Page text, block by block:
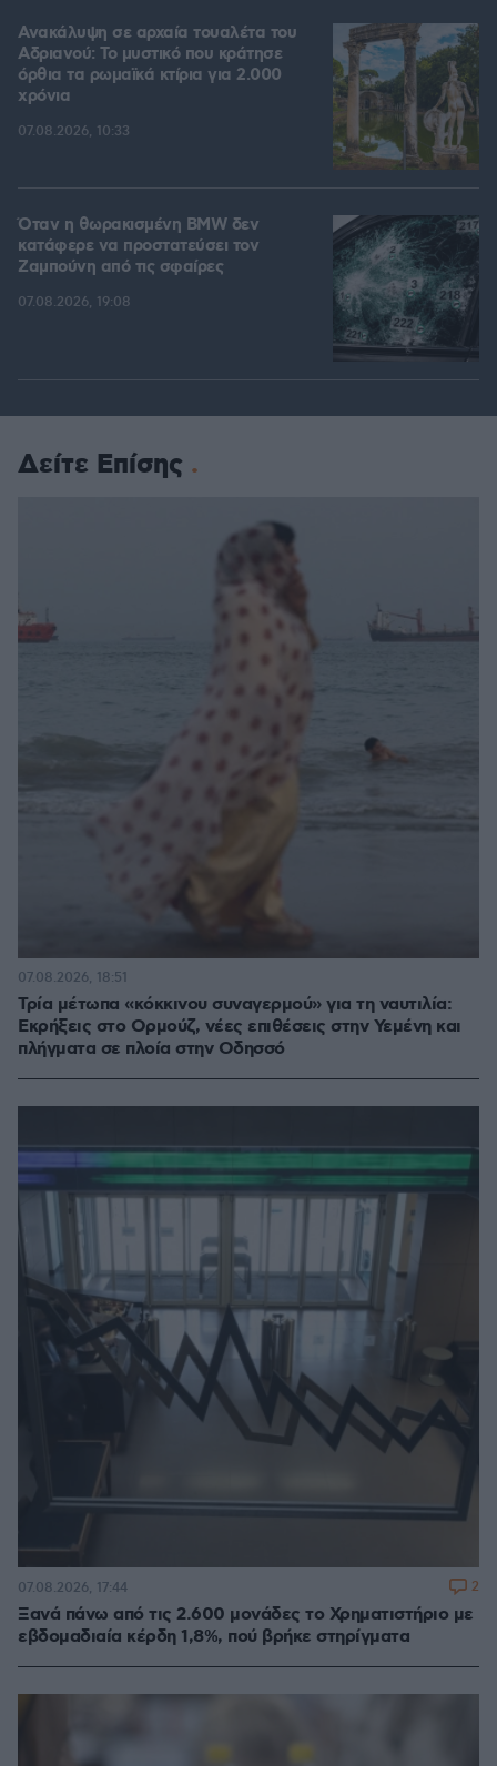
Ανακάλυψη σε αρχαία τουαλέτα του
Αδριανού: Το μυστικό που κράτησε
όρθια τα ρωμαϊκά κτίρια για 2.000
χρόνια
07.08.2026, 10:33
Όταν η θωρακισμένη BMW δεν
κατάφερε να προστατεύσει τον
Ζαμπούνη από τις σφαίρες
07.08.2026, 19:08
Δείτε Επίσης
Τρία μέτωπα «κόκκινου συναγερμού» για τη ναυτιλία:
Εκρήξεις στο Ορμούζ, νέες επιθέσεις στην Υεμένη και
πλήγματα σε πλοία στην Οδησσό
07.08.2026, 18:51
Ξανά πάνω από τις 2.600 μονάδες το Χρηματιστήριο με
εβδομαδιαία κέρδη 1,8%, πού βρήκε στηρίγματα
07.08.2026, 17:44 2